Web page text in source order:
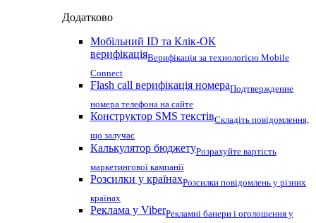
Додатково
Мобільний ID та Клік-ОК
верифікаціяВерифікація за технологією Mobile
Connect
Flash call верифікація номераПодтверждение
номера телефона на сайте
Конструктор SMS текстівСкладіть повідомлення,
що залучає
Калькулятор бюджетуРозрахуйте вартість
маркетингової кампанії
Розсилки у країнахРозсилки повідомлень у різних
країнах
Реклама у ViberРекламні банери і оголошення у